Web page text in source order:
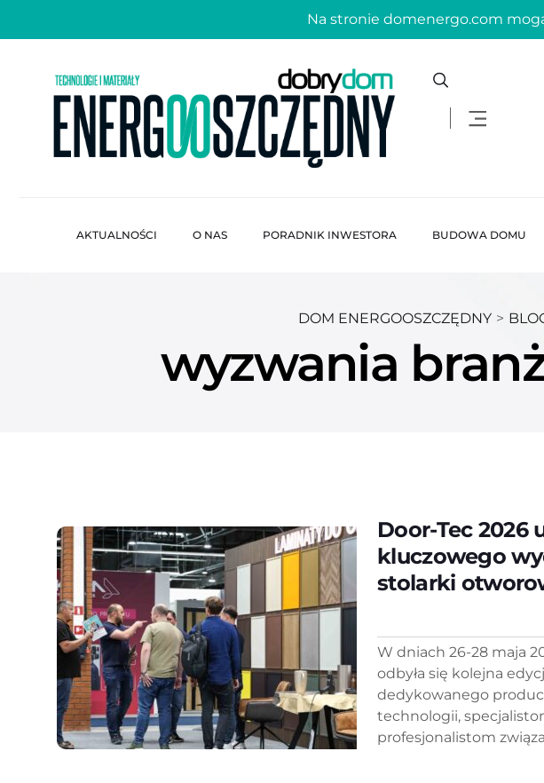
Na stronie domenergo.com
AKTUALNOŚCI O NAS PORADNIK INWESTORA BUDOWA DOMU
DOM ENERGOOSZCZĘDNY >
wyzwania
Door-Tec 2026
kluczowego
stolarki
W dniach 26-28 maja
odbyła się kolejna
dedykowanego
technologii,
profesjonalistom